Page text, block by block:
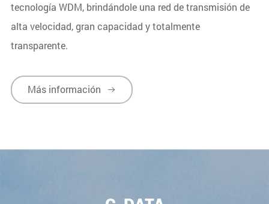
tecnología WDM, brindándole una red de transmisión de
alta velocidad, gran capacidad y totalmente
transparente.
Más información 
Más información 
Más información 
Más información 